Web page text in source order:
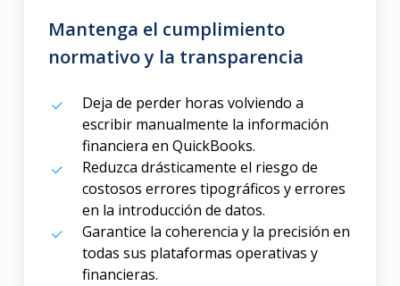
Mantenga el cumplimiento
normativo y la transparencia
Deja de perder horas volviendo a
escribir manualmente la información
financiera en QuickBooks.
Reduzca drásticamente el riesgo de
costosos errores tipográficos y errores
en la introducción de datos.
Garantice la coherencia y la precisión en
todas sus plataformas operativas y
financieras.